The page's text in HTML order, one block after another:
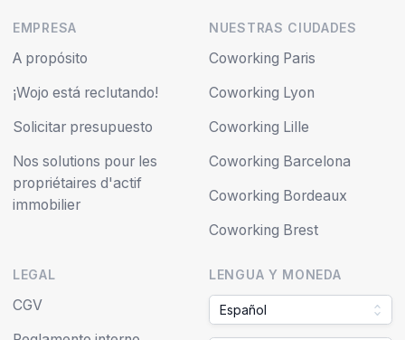
EMPRESA
A propósito
¡Wojo está reclutando!
Solicitar presupuesto
Nos solutions pour les
propriétaires d'actif
immobilier
NUESTRAS CIUDADES
Coworking Paris
Coworking Lyon
Coworking Lille
Coworking Barcelona
Coworking Bordeaux
Coworking Brest
LEGAL
CGV
LENGUA Y MONEDA
Español